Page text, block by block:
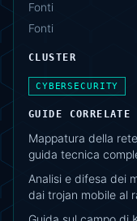
Fonti
Fonti
CLUSTER
CYBERSECURITY
GUIDE CORRELATE
Mappatura della
guida tecnica
Analisi e difesa dei
dai trojan mobile al